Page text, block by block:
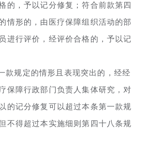
的，予以记分修复；符合前款第四
情形的，由医疗保障组织活动的部
进行评价，经评价合格的，予以记
款规定的情形且表现突出的，经经
保障行政部门负责人集体研究，对
的记分修复可以超过本条第一款规
不得超过本实施细则第四十八条规